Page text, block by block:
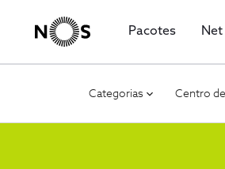
Pacotes
Categorias Centro